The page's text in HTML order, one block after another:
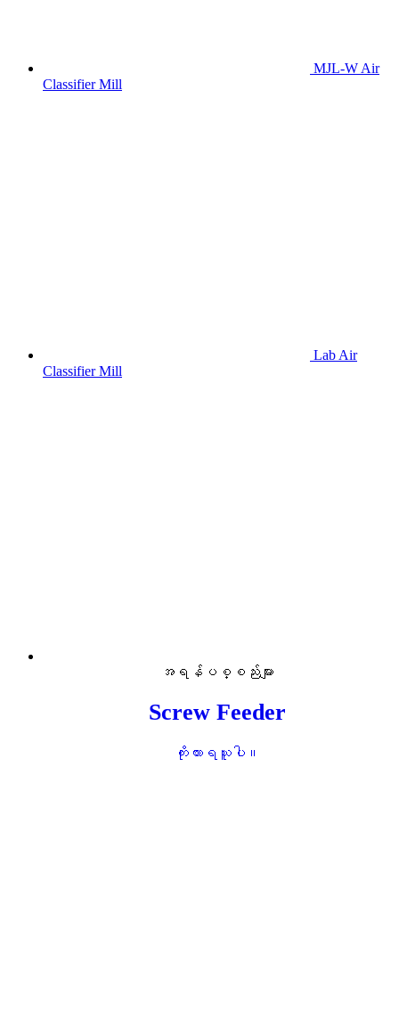
MJL-W Air
Classifier Mill
Lab Air
Classifier Mill
အရန်ပစ္စည်းများ
Screw Feeder
ကိုးကားရယူပါ။